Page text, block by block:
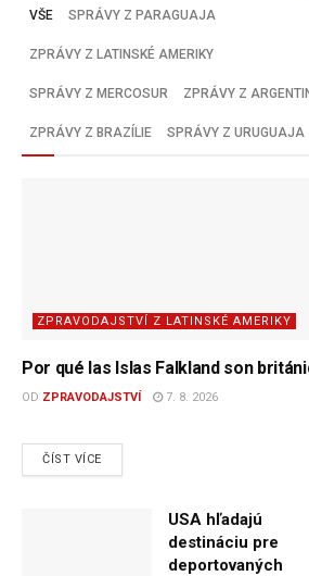
VŠE SPRÁVY Z PARAGUAJA
ZPRÁVY Z LATINSKÉ AMERIKY
SPRÁVY Z MERCOSUR ZPRÁVY Z
ZPRÁVY Z BRAZÍLIE SPRÁVY Z URUGUAJA
ZPRAVODAJSTVÍ Z LATINSKÉ AMERIKY
Por qué las Islas Falkland son
OD ZPRAVODAJSTVÍ 7. 8. 2026
ČÍST VÍCEDETAILS
USA hľadajú
destináciu pre
deportovaných